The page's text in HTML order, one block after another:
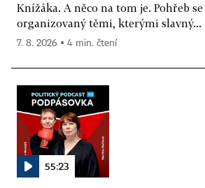
Knížáka. A něco na tom je. Pohřeb
organizovaný těmi, kterými slavný...
7. 8. 2026 ▪ 4 min. čtení
55:23